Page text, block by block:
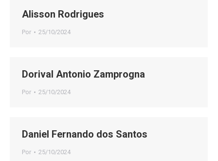
Alisson Rodrigues
Por 25/10/2024
Dorival Antonio Zamprogna
Por 25/10/2024
Daniel Fernando dos Santos
Por 25/10/2024